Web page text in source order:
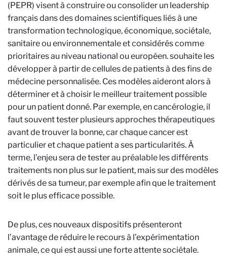
(PEPR) visent à construire ou consolider un leadership
français dans des domaines scientifiques liés à une
transformation technologique, économique, sociétale,
sanitaire ou environnementale et considérés comme
prioritaires au niveau national ou européen.souhaite les
développer à partir de cellules de patients à des fins de
médecine personnalisée. Ces modèles aideront alors à
déterminer et à choisir le meilleur traitement possible
pour un patient donné. Par exemple, en cancérologie, il
faut souvent tester plusieurs approches thérapeutiques
avant de trouver la bonne, car chaque cancer est
particulier et chaque patient a ses particularités. À
terme, l’enjeu sera de tester au préalable les différents
traitements non plus sur le patient, mais sur des modèles
dérivés de sa tumeur, par exemple afin que le traitement
soit le plus efficace possible.
De plus, ces nouveaux dispositifs présenteront
l’avantage de réduire le recours à l’expérimentation
animale, ce qui est aussi une forte attente sociétale.